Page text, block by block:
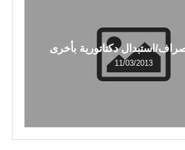
استبدال دكتاتورية بأخرى
11/03/2013